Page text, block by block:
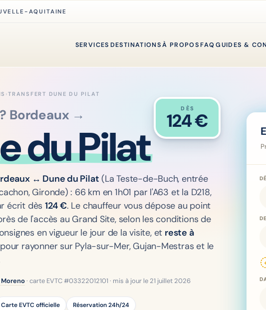
AQUITAINE
SERVICES DESTINATIONSÀ PROPOSFAQ GUIDES &
›TRANSFERT DUNE DU PILAT
Bordeaux →
du Pilat
DÈS
124€
↔ Dune du Pilat (La Teste-de-Buch, entrée
Gironde) : 66 km en 1h01 par l'A63 et la D218,
écrit dès 124€. Le chauffeur vous dépose au point
de l'accès au Grand Site, selon les conditions de
en vigueur le jour de la visite, et reste à
pour rayonner sur Pyla-sur-Mer, Gujan-Mestras et le
· carte EVTC #03322012101 · mis à jour le 21 juillet 2026
Carte EVTC officielle Réservation 24h/24